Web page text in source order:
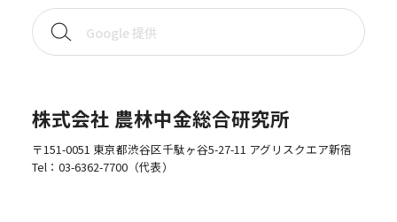
株式会社 農林中金総合研究所
〒151-0051 東京都渋谷区千駄ヶ谷5-27-11 アグリスクエア新宿
Tel： 03-6362-7700（代表）